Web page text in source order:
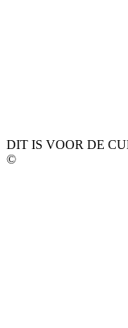
𝗣𝗢𝗞𝗢𝗘
DIT IS VOOR DE
©